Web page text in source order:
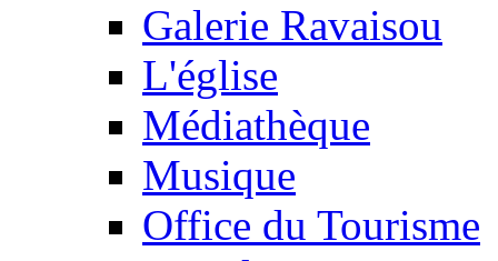
Galerie Ravaisou
L'église
Médiathèque
Musique
Office du Tourisme